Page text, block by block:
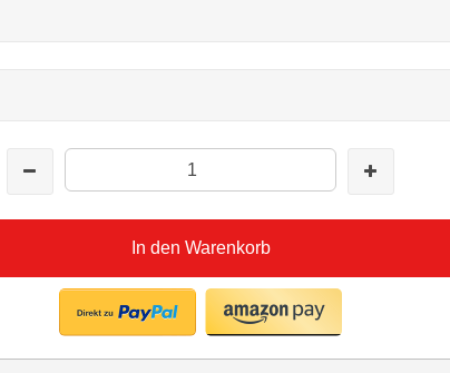
In den Warenkorb